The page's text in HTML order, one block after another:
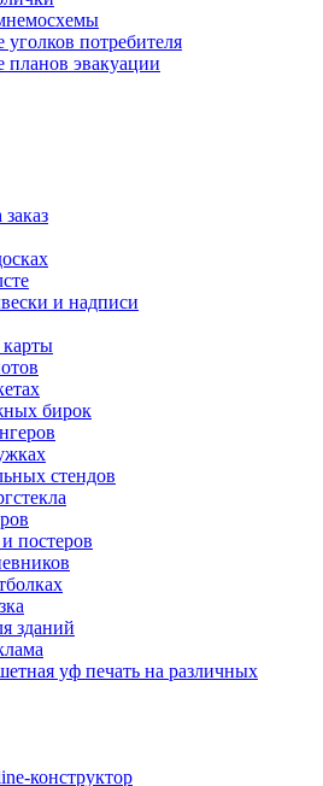
уголков потребителя
планов эвакуации
и надписи
бирок
стендов
постеров
зданий
уф печать на различных
конструктор